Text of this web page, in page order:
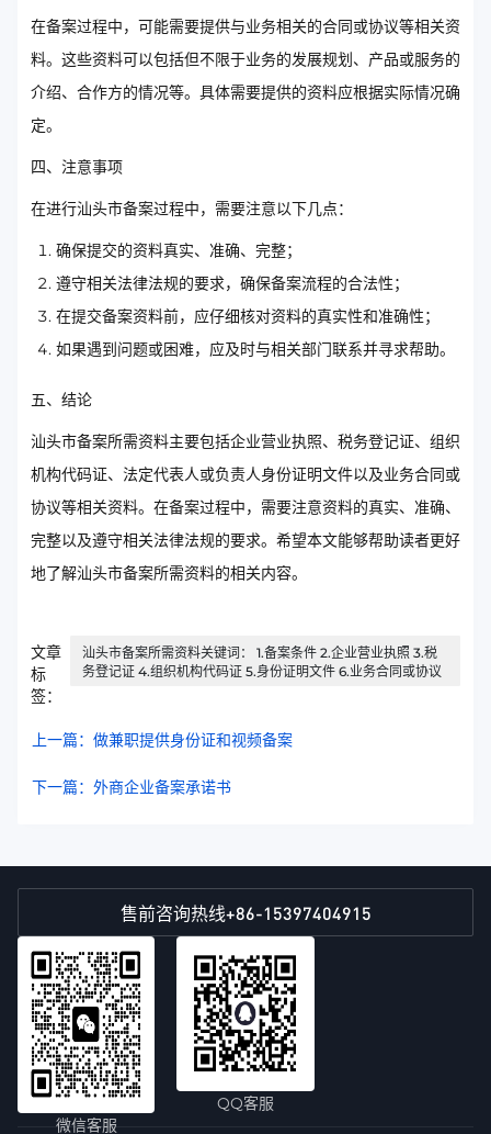
在备案过程中，可能需要提供与业务相关的合同或协议等相关资
料。这些资料可以包括但不限于业务的发展规划、产品或服务的
介绍、合作方的情况等。具体需要提供的资料应根据实际情况确
定。
四、注意事项
在进行汕头市备案过程中，需要注意以下几点：
确保提交的资料真实、准确、完整；
遵守相关法律法规的要求，确保备案流程的合法性；
在提交备案资料前，应仔细核对资料的真实性和准确性；
如果遇到问题或困难，应及时与相关部门联系并寻求帮助。
五、结论
汕头市备案所需资料主要包括企业营业执照、税务登记证、组织
机构代码证、法定代表人或负责人身份证明文件以及业务合同或
协议等相关资料。在备案过程中，需要注意资料的真实、准确、
完整以及遵守相关法律法规的要求。希望本文能够帮助读者更好
地了解汕头市备案所需资料的相关内容。
文章
标
签：
汕头市备案所需资料关键词： 1.备案条件 2.企业营业执照 3.税
务登记证 4.组织机构代码证 5.身份证明文件 6.业务合同或协议
上一篇：做兼职提供身份证和视频备案
下一篇：外商企业备案承诺书
售前咨询热线+86-15397404915
微信客服
QQ客服